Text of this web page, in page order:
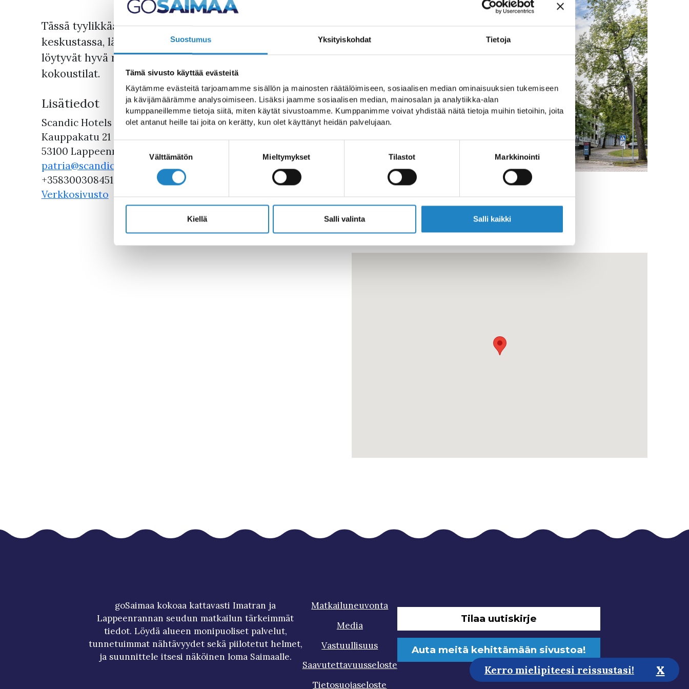
Suostumus Yksityiskohdat Tietoja
Tämä sivusto käyttää evästeitä
Käytämme evästeitä tarjoamamme sisällön ja mainosten räätälöimiseen, sosiaalisen median ominaisuuksien tukemiseen
ja kävijämäärämme analysoimiseen. Lisäksi jaamme sosiaalisen median, mainosalan ja analytiikka-alan
kumppaneillemme tietoja siitä, miten käytät sivustoamme. Kumppanimme voivat yhdistää näitä tietoja muihin tietoihin, joita
olet antanut heille tai joita on kerätty, kun olet käyttänyt heidän palvelujaan.
valinta
Välttämätön Mieltymykset Tilastot Markkinointi
Kiellä Salli valinta Salli kaikki
Tässä tyylikkäästi sisustetussa hotellissa Lappeenrannan
keskustassa, lähellä satamaa on helppo viihtyä. Täältä
löytyvät hyvä ravintola, modernit huoneet ja joustavat
kokoustilat.
Lisätiedot
Scandic Hotels
Kauppakatu 21
53100 Lappeenranta
patria@scandichotels.com
+358300308451
Verkkosivusto
goSaimaa kokoaa kattavasti Imatran ja
Lappeenrannan seudun matkailun tärkeimmät
tiedot. Löydä alueen monipuoliset palvelut,
tunnetuimmat nähtävyydet sekä piilotetut helmet,
ja suunnittele itsesi näköinen loma Saimaalle.
Matkailuneuvonta
Media
Vastuullisuus
Saavutettavuusseloste
Tietosuojaseloste
Tilaa uutiskirje
Auta meitä kehittämään sivustoa!
Kerro mielipiteesi reissustasi! x